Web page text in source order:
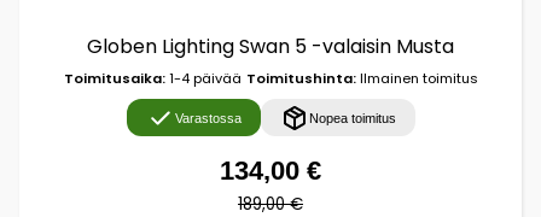
Globen Lighting Swan 5 -valaisin Musta
Toimitusaika:1-4 päivää Toimitushinta:Ilmainen toimitus
Varastossa Nopea toimitus
134,00 €
189,00 €